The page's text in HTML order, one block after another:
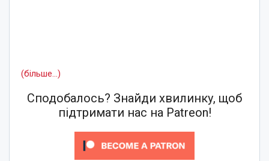
(більше…)
Сподобалось? Знайди хвилинку, щоб
підтримати нас на Patreon!